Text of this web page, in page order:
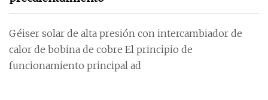
Géiser solar de alta presión con intercambiador de
calor de bobina de cobre El principio de
funcionamiento principal ad